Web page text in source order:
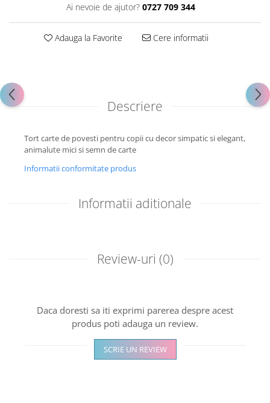
Ai nevoie de ajutor? 0727 709 344
Adauga la Favorite Cere informatii
Descriere
Tort carte de povesti pentru copii cu decor simpatic si elegant,
animalute mici si semn de carte
Informatii conformitate produs
Informatii aditionale
Review-uri (0)
Daca doresti sa iti exprimi parerea despre acest
produs poti adauga un review.
SCRIE UN REVIEW